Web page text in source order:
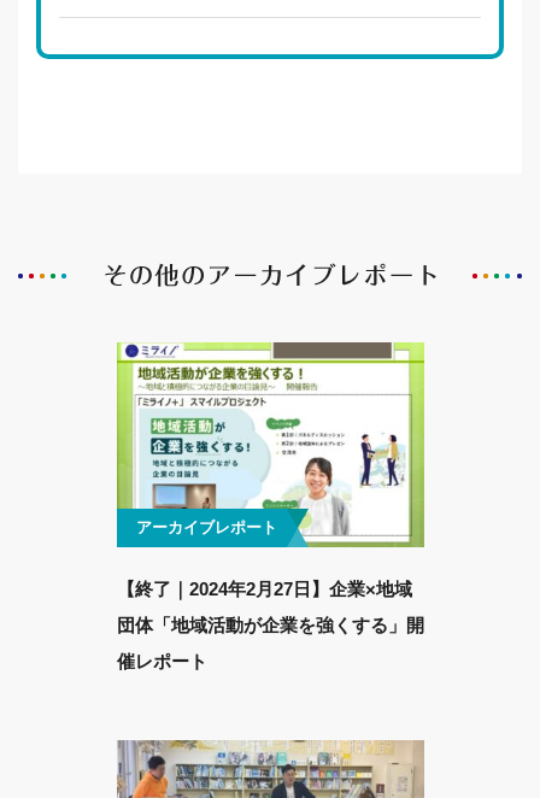
アーカイブレポート
【終了｜2024年2月27日】企業×地域
団体「地域活動が企業を強くする」開
催レポート